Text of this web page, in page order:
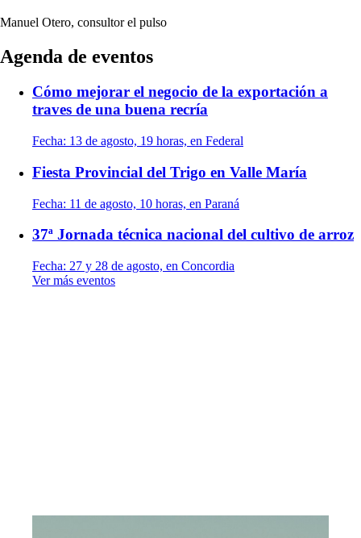
Manuel Otero, consultor el pulso
Agenda de eventos
Cómo mejorar el negocio de la exportación a
traves de una buena recría
Fecha: 13 de agosto, 19 horas, en Federal
Fiesta Provincial del Trigo en Valle María
Fecha: 11 de agosto, 10 horas, en Paraná
37ª Jornada técnica nacional del cultivo de arroz
Fecha: 27 y 28 de agosto, en Concordia
Ver más eventos